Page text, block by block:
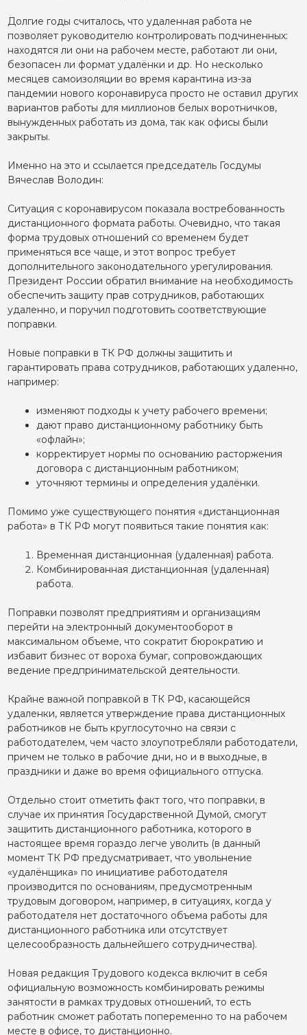
Долгие годы считалось, что удаленная работа не
позволяет руководителю контролировать подчиненных:
находятся ли они на рабочем месте, работают ли они,
безопасен ли формат удалёнки и др. Но несколько
месяцев самоизоляции во время карантина из-за
пандемии нового коронавируса просто не оставил других
вариантов работы для миллионов белых воротничков,
вынужденных работать из дома, так как офисы были
закрыты.
Именно на это и ссылается председатель Госдумы
Вячеслав Володин:
Ситуация с коронавирусом показала востребованность
дистанционного формата работы. Очевидно, что такая
форма трудовых отношений со временем будет
применяться все чаще, и этот вопрос требует
дополнительного законодательного урегулирования.
Президент России обратил внимание на необходимость
обеспечить защиту прав сотрудников, работающих
удаленно, и поручил подготовить соответствующие
поправки.
Новые поправки в ТК РФ должны защитить и
гарантировать права сотрудников, работающих удаленно,
например:
изменяют подходы к учету рабочего времени;
дают право дистанционному работнику быть
«офлайн»;
корректирует нормы по основанию расторжения
договора с дистанционным работником;
уточняют термины и определения удалёнки.
Помимо уже существующего понятия «дистанционная
работа» в ТК РФ могут появиться такие понятия как:
Временная дистанционная (удаленная) работа.
Комбинированная дистанционная (удаленная)
работа.
Поправки позволят предприятиям и организациям
перейти на электронный документооборот в
максимальном объеме, что сократит бюрократию и
избавит бизнес от вороха бумаг, сопровождающих
ведение предпринимательской деятельности.
Крайне важной поправкой в ТК РФ, касающейся
удаленки, является утверждение права дистанционных
работников не быть круглосуточно на связи с
работодателем, чем часто злоупотребляли работодатели,
причем не только в рабочие дни, но и в выходные, в
праздники и даже во время официального отпуска.
Отдельно стоит отметить факт того, что поправки, в
случае их принятия Государственной Думой, смогут
защитить дистанционного работника, которого в
настоящее время гораздо легче уволить (в данный
момент ТК РФ предусматривает, что увольнение
«удалёнщика» по инициативе работодателя
производится по основаниям, предусмотренным
трудовым договором, например, в ситуациях, когда у
работодателя нет достаточного объема работы для
дистанционного работника или отсутствует
целесообразность дальнейшего сотрудничества).
Новая редакция Трудового кодекса включит в себя
официальную возможность комбинировать режимы
занятости в рамках трудовых отношений, то есть
работник сможет работать попеременно то на рабочем
месте в офисе, то дистанционно.